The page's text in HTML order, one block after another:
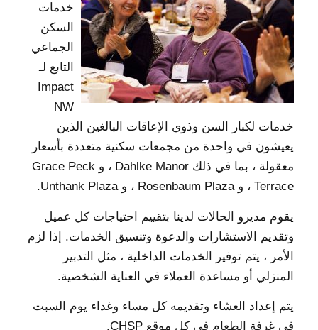
خدمات
السكن
الجماعي
التابع لـ
Impact
NW
خدمات لكبار السن وذوي الإعاقات البالغين الذين
يعيشون في واحدة من مجمعات سكنية متعددة بأسعار
معقولة ، بما في ذلك Dahlke Manor ، و Grace Peck
Terrace ، و Rosenbaum Plaza ، و Unthank Plaza.
يقوم مديرو الحالات لدينا بتقييم احتياجات كل عميل
وتقديم الاستشارات والدعوة وتنسيق الخدمات. إذا لزم
الأمر ، يتم توفير الخدمات الداخلية ، مثل التدبير
المنزلي أو مساعدة العملاء في العناية الشخصية.
يتم إعداد العشاء وتقديمه كل مساء وغداء يوم السبت
في غرفة الطعام في كل موقع CHSP.